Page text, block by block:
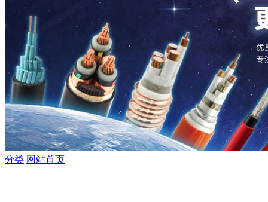
分类 网站首页